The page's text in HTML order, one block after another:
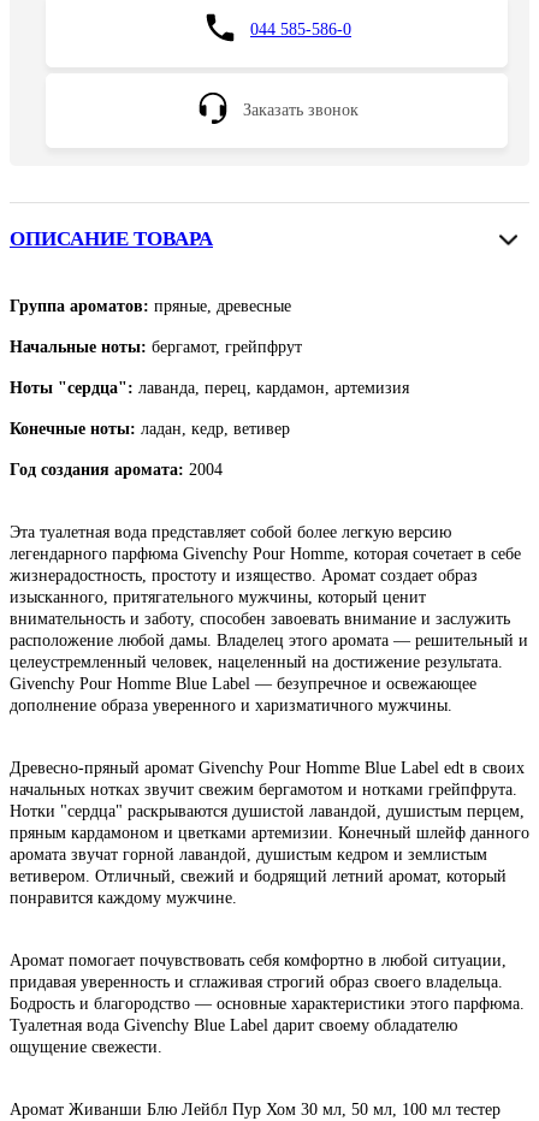
044 585-586-0
Заказать звонок
ОПИСАНИЕ ТОВАРА
Группа ароматов: пряные, древесные
Начальные ноты: бергамот, грейпфрут
Ноты "сердца": лаванда, перец, кардамон, артемизия
Конечные ноты: ладан, кедр, ветивер
Год создания аромата: 2004
Эта туалетная вода представляет собой более легкую версию
легендарного парфюма Givenchy Pour Homme, которая сочетает в себе
жизнерадостность, простоту и изящество. Аромат создает образ
изысканного, притягательного мужчины, который ценит
внимательность и заботу, способен завоевать внимание и заслужить
расположение любой дамы. Владелец этого аромата — решительный и
целеустремленный человек, нацеленный на достижение результата.
Givenchy Pour Homme Blue Label — безупречное и освежающее
дополнение образа уверенного и харизматичного мужчины.
Древесно-пряный аромат Givenchy Pour Homme Blue Label edt в своих
начальных нотках звучит свежим бергамотом и нотками грейпфрута.
Нотки "сердца" раскрываются душистой лавандой, душистым перцем,
пряным кардамоном и цветками артемизии. Конечный шлейф данного
аромата звучат горной лавандой, душистым кедром и землистым
ветивером. Отличный, свежий и бодрящий летний аромат, который
понравится каждому мужчине.
Аромат помогает почувствовать себя комфортно в любой ситуации,
придавая уверенность и сглаживая строгий образ своего владельца.
Бодрость и благородство — основные характеристики этого парфюма.
Туалетная вода Givenchy Blue Label дарит своему обладателю
ощущение свежести.
Аромат Живанши Блю Лейбл Пур Хом 30 мл, 50 мл, 100 мл тестер